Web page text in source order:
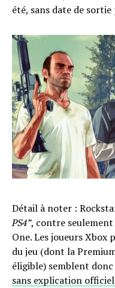
été, sans date de sortie
Détail à noter :
PS4”, contre
One. Les joueurs Xbox
du jeu (dont la
éligible) semblent
sans explication